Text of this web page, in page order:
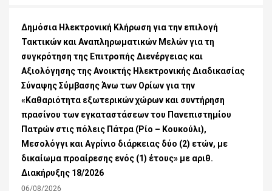
Δημόσια Ηλεκτρονική Κλήρωση για την επιλογή
Τακτικών και Αναπληρωματικών Μελών για τη
συγκρότηση της Επιτροπής Διενέργειας και
Αξιολόγησης της Ανοικτής Ηλεκτρονικής Διαδικασίας
Σύναψης Σύμβασης Άνω των Ορίων για την
«Καθαριότητα εξωτερικών χώρων και συντήρηση
πρασίνου των εγκαταστάσεων του Πανεπιστημίου
Πατρών στις πόλεις Πάτρα (Ρίο – Κουκούλι),
Μεσολόγγι και Αγρίνιο διάρκειας δύο (2) ετών, με
δικαίωμα προαίρεσης ενός (1) έτους» με αριθ.
Διακήρυξης 18/2026
06/08/2026